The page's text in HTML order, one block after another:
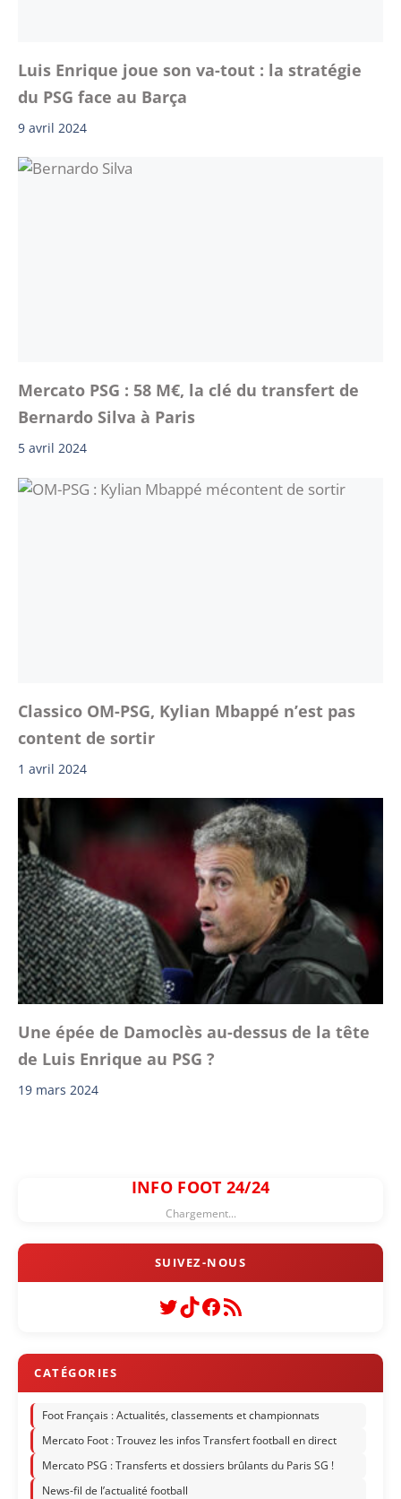
Luis Enrique joue son va-tout : la stratégie
du PSG face au Barça
9 avril 2024
Mercato PSG : 58 M€, la clé du transfert de
Bernardo Silva à Paris
5 avril 2024
Classico OM-PSG, Kylian Mbappé n’est pas
content de sortir
1 avril 2024
Une épée de Damoclès au-dessus de la tête
de Luis Enrique au PSG ?
19 mars 2024
INFO FOOT 24/24
Chargement...
Twitter
TikTok
Facebook
Flux RSS
Foot Français : Actualités, classements et championnats
Mercato Foot : Trouvez les infos Transfert football en direct
Mercato PSG : Transferts et dossiers brûlants du Paris SG !
News-fil de l’actualité football